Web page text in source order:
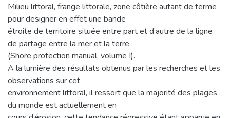
Milieu littoral, frange littorale, zone côtière autant de terme
pour designer en effet une bande
étroite de territoire située entre part et d’autre de la ligne
de partage entre la mer et la terre,
(Shore protection manual, volume I).
A la lumière des résultats obtenus par les recherches et les
observations sur cet
environnement littoral, il ressort que la majorité des plages
du monde est actuellement en